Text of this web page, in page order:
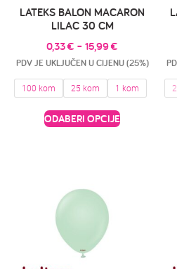
LATEKS BALON MACARON
LILAC 30 CM
0,33€ – 15,99€
PDV JE UKLJUČEN U CIJENU (25%)
100 kom 25 kom 1 kom
ODABERI OPCIJE